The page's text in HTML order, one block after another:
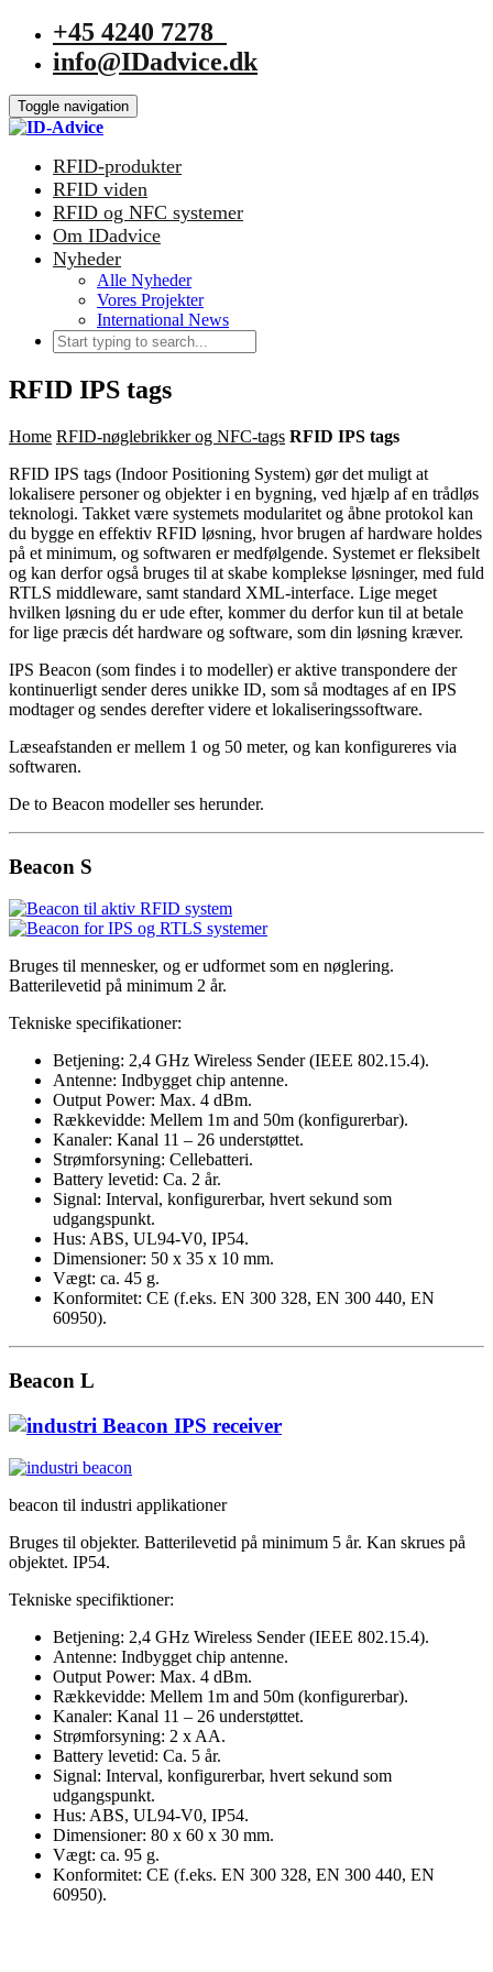
+45 4240 7278
info@IDadvice.dk
Toggle navigation
RFID-produkter
RFID viden
RFID og NFC systemer
Om IDadvice
Nyheder
Alle Nyheder
Vores Projekter
International News
RFID IPS tags
Home RFID-nøglebrikker og NFC-tags RFID IPS tags
RFID IPS tags (Indoor Positioning System) gør det muligt at
lokalisere personer og objekter i en bygning, ved hjælp af en trådløs
teknologi. Takket være systemets modularitet og åbne protokol kan
du bygge en effektiv RFID løsning, hvor brugen af hardware holdes
på et minimum, og softwaren er medfølgende. Systemet er fleksibelt
og kan derfor også bruges til at skabe komplekse løsninger, med fuld
RTLS middleware, samt standard XML-interface. Lige meget
hvilken løsning du er ude efter, kommer du derfor kun til at betale
for lige præcis dét hardware og software, som din løsning kræver.
IPS Beacon (som findes i to modeller) er aktive transpondere der
kontinuerligt sender deres unikke ID, som så modtages af en IPS
modtager og sendes derefter videre et lokaliseringssoftware.
Læseafstanden er mellem 1 og 50 meter, og kan konfigureres via
softwaren.
De to Beacon modeller ses herunder.
Beacon S
Bruges til mennesker, og er udformet som en nøglering.
Batterilevetid på minimum 2 år.
Tekniske specifikationer:
Betjening: 2,4 GHz Wireless Sender (IEEE 802.15.4).
Antenne: Indbygget chip antenne.
Output Power: Max. 4 dBm.
Rækkevidde: Mellem 1m and 50m (konfigurerbar).
Kanaler: Kanal 11 – 26 understøttet.
Strømforsyning: Cellebatteri.
Battery levetid: Ca. 2 år.
Signal: Interval, konfigurerbar, hvert sekund som
udgangspunkt.
Hus: ABS, UL94-V0, IP54.
Dimensioner: 50 x 35 x 10 mm.
Vægt: ca. 45 g.
Konformitet: CE (f.eks. EN 300 328, EN 300 440, EN
60950).
Beacon L
beacon til industri applikationer
Bruges til objekter. Batterilevetid på minimum 5 år. Kan skrues på
objektet. IP54.
Tekniske specifiktioner:
Betjening: 2,4 GHz Wireless Sender (IEEE 802.15.4).
Antenne: Indbygget chip antenne.
Output Power: Max. 4 dBm.
Rækkevidde: Mellem 1m and 50m (konfigurerbar).
Kanaler: Kanal 11 – 26 understøttet.
Strømforsyning: 2 x AA.
Battery levetid: Ca. 5 år.
Signal: Interval, konfigurerbar, hvert sekund som
udgangspunkt.
Hus: ABS, UL94-V0, IP54.
Dimensioner: 80 x 60 x 30 mm.
Vægt: ca. 95 g.
Konformitet: CE (f.eks. EN 300 328, EN 300 440, EN
60950).